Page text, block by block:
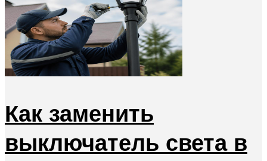
Как заменить
выключатель света в